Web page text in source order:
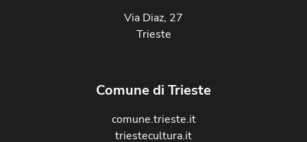
Via Diaz, 27
Trieste
Comune di Trieste
comune.trieste.it
triestecultura.it